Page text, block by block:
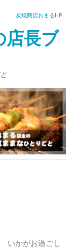
炭焼商店おまるHP
店長ブ
いかがお過ごし